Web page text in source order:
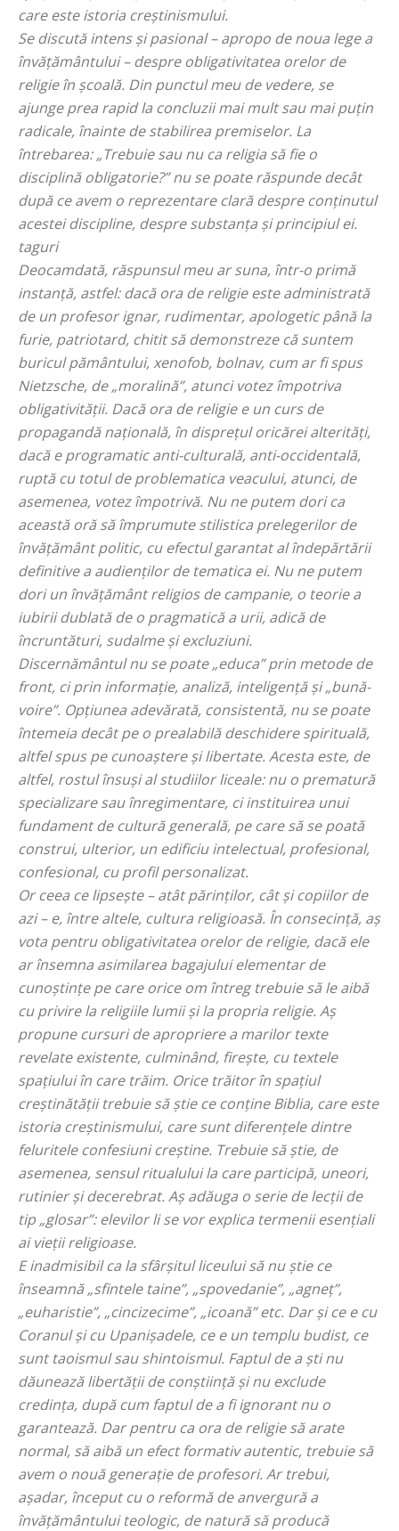
care este istoria creştinismului.
Se discută intens şi pasional – apropo de noua lege a
învăţământului – despre obligativitatea orelor de
religie în școală. Din punctul meu de vedere, se
ajunge prea rapid la concluzii mai mult sau mai puţin
radicale, înainte de stabilirea premiselor. La
întrebarea: „Trebuie sau nu ca religia să fie o
disciplină obligatorie?” nu se poate răspunde decât
după ce avem o reprezentare clară despre conţinutul
acestei discipline, despre substanţa şi principiul ei.
taguri
Deocamdată, răspunsul meu ar suna, într-o primă
instanţă, astfel: dacă ora de religie este administrată
de un profesor ignar, rudimentar, apologetic până la
furie, patriotard, chitit să demonstreze că suntem
buricul pământului, xenofob, bolnav, cum ar fi spus
Nietzsche, de „moralină”, atunci votez împotriva
obligativităţii. Dacă ora de religie e un curs de
propagandă naţională, în dispreţul oricărei alterităţi,
dacă e programatic anti-culturală, anti-occidentală,
ruptă cu totul de problematica veacului, atunci, de
asemenea, votez împotrivă. Nu ne putem dori ca
această oră să împrumute stilistica prelegerilor de
învăţământ politic, cu efectul garantat al îndepărtării
definitive a audienţilor de tematica ei. Nu ne putem
dori un învăţământ religios de campanie, o teorie a
iubirii dublată de o pragmatică a urii, adică de
încruntături, sudalme şi excluziuni.
Discernământul nu se poate „educa” prin metode de
front, ci prin informaţie, analiză, inteligenţă şi „bună-
voire”. Opţiunea adevărată, consistentă, nu se poate
întemeia decât pe o prealabilă deschidere spirituală,
altfel spus pe cunoaştere şi libertate. Acesta este, de
altfel, rostul însuşi al studiilor liceale: nu o prematură
specializare sau înregimentare, ci instituirea unui
fundament de cultură generală, pe care să se poată
construi, ulterior, un edificiu intelectual, profesional,
confesional, cu profil personalizat.
Or ceea ce lipseşte – atât părinţilor, cât şi copiilor de
azi – e, între altele, cultura religioasă. În consecinţă, aş
vota pentru obligativitatea orelor de religie, dacă ele
ar însemna asimilarea bagajului elementar de
cunoştinţe pe care orice om întreg trebuie să le aibă
cu privire la religiile lumii şi la propria religie. Aş
propune cursuri de apropriere a marilor texte
revelate existente, culminând, fireşte, cu textele
spaţiului în care trăim. Orice trăitor în spaţiul
creştinătăţii trebuie să ştie ce conţine Biblia, care este
istoria creştinismului, care sunt diferenţele dintre
feluritele confesiuni creştine. Trebuie să ştie, de
asemenea, sensul ritualului la care participă, uneori,
rutinier şi decerebrat. Aş adăuga o serie de lecţii de
tip „glosar”: elevilor li se vor explica termenii esenţiali
ai vieţii religioase.
E inadmisibil ca la sfârşitul liceului să nu ştie ce
înseamnă „sfintele taine”, „spovedanie”, „agneţ”,
„euharistie”, „cincizecime”, „icoană” etc. Dar şi ce e cu
Coranul şi cu Upanişadele, ce e un templu budist, ce
sunt taoismul sau shintoismul. Faptul de a şti nu
dăunează libertăţii de conştiinţă şi nu exclude
credinţa, după cum faptul de a fi ignorant nu o
garantează. Dar pentru ca ora de religie să arate
normal, să aibă un efect formativ autentic, trebuie să
avem o nouă generaţie de profesori. Ar trebui,
aşadar, început cu o reformă de anvergură a
învăţământului teologic, de natură să producă